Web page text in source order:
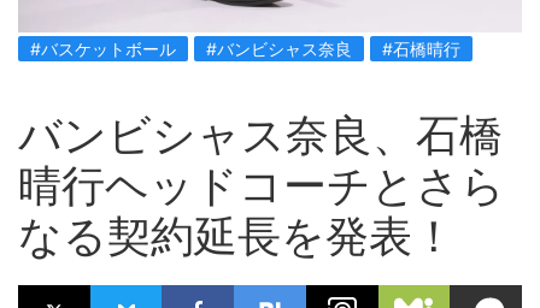
#バスケットボール #バンビシャス奈良 #石橋晴行
バンビシャス奈良、石橋
晴行ヘッドコーチとさら
なる契約延長を発表！